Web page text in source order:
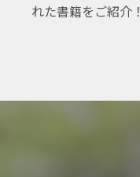
れた書籍をご紹介！